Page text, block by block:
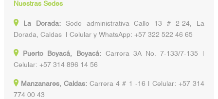
Nuestras Sedes
La Dorada:Sede administrativa Calle 13 # 2-24, La
Dorada, Caldas | Celular y WhatsApp: +57 322 522 46 65
Puerto Boyacá, Boyacá:Carrera 3A No. 7-133/7-135 |
Celular: +57 314 896 14 56
Manzanares, Caldas: Carrera 4 # 1 -16 | Celular: +57 314
774 00 43